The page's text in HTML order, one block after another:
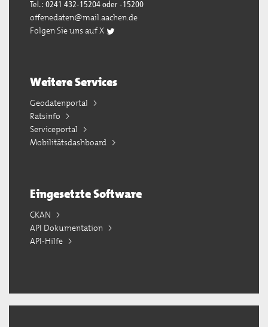
Tel.: 0241 432-15204 oder -15200
offenedaten@mail.aachen.de
Folgen Sie uns auf X
Weitere Services
Geodatenportal
Ratsinfo
Serviceportal
Mobilitätsdashboard
Eingesetzte Software
CKAN
API Dokumentation
API-Hilfe